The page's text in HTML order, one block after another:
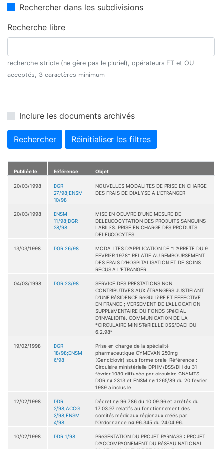
Rechercher dans les subdivisions
Recherche libre
recherche stricte (ne gère pas le pluriel), opérateurs ET et OU
acceptés, 3 caractères minimum
Inclure les documents archivés
Rechercher Réinitialiser les filtres
Publiée le Référence Objet
20/03/1998
DGR
27/98;ENSM
10/98
NOUVELLES MODALITES DE PRISE EN CHARGE
DES FRAIS DE DIALYSE A L'ETRANGER
20/03/1998
ENSM
11/98;DGR
28/98
MISE EN OEUVRE D'UNE MESURE DE
DELEUCOCYTATION DES PRODUITS SANGUINS
LABILES. PRISE EN CHARGE DES PRODUITS
DELEUCOCYTES.
13/03/1998 DGR 26/98
MODALITES D'APPLICATION DE *L'ARRETE DU 9
FEVRIER 1978* RELATIF AU REMBOURSEMENT
DES FRAIS D'HOSPITALISATION ET DE SOINS
RECUS A L'ETRANGER
04/03/1998 DGR 23/98
SERVICE DES PRESTATIONS NON
CONTRIBUTIVES AUX éTRANGERS JUSTIFIANT
D'UNE RéSIDENCE RéGULIèRE ET EFFECTIVE
EN FRANCE ; VERSEMENT DE L'ALLOCATION
SUPPLéMENTAIRE DU FONDS SPéCIAL
D'INVALIDITé. COMMUNICATION DE LA
*CIRCULAIRE MINISTéRIELLE DSS/DAEI DU
6.2.98*
19/02/1998
DGR
18/98;ENSM
6/98
Prise en charge de la spécialité
pharmaceutique CYMEVAN 250mg
(Ganciclovir) sous forme orale. Référence :
Circulaire ministérielle DPHM/DSS/DH du 31
février 1989 diffusée par circulaire CNAMTS
DGR nø 2313 et ENSM nø 1265/89 du 20 fevrier
1989 a inclus le
12/02/1998
DDR
2/98;ACCG
3/98;ENSM
4/98
Décret nø 96.786 du 10.09.96 et arrêtés du
17.03.97 relatifs au fonctionnement des
comités médicaux régionaux créés par
l'Ordonnance nø 96.345 du 24.04.96.
10/02/1998 DDR 1/98
PRéSENTATION DU PROJET PARNASS : PROJET
D'ACCOMPAGNEMENT DU RéSEAU NATIONAL